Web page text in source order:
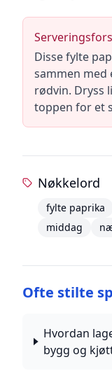
Disse fylte
sammen med
rødvin. Dryss
toppen for et
Nøkkelord
fylte paprika
middag
Ofte stilte
Hvordan
bygg og